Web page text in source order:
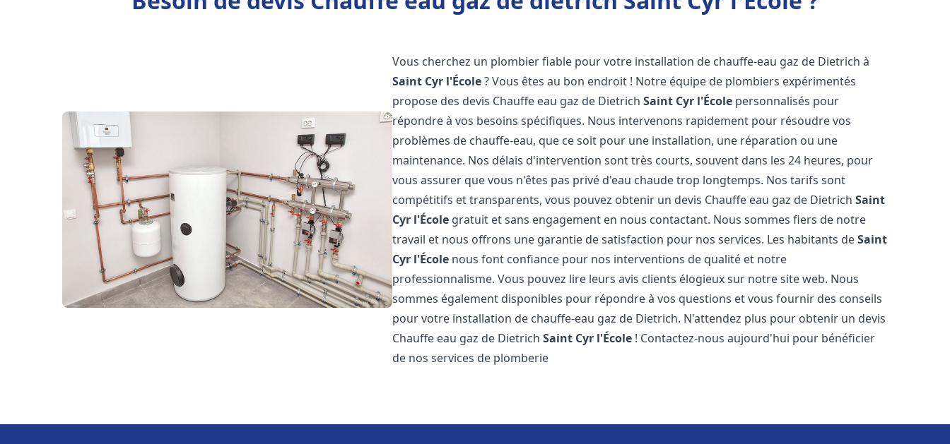
Vous cherchez un plombier fiable pour votre installation de chauffe-eau gaz de Dietrich à
Saint Cyr l'École? Vous êtes au bon endroit ! Notre équipe de plombiers expérimentés
propose des devis Chauffe eau gaz de DietrichSaint Cyr l'École personnalisés pour
répondre à vos besoins spécifiques. Nous intervenons rapidement pour résoudre vos
problèmes de chauffe-eau, que ce soit pour une installation, une réparation ou une
maintenance. Nos délais d'intervention sont très courts, souvent dans les 24 heures, pour
vous assurer que vous n'êtes pas privé d'eau chaude trop longtemps. Nos tarifs sont
compétitifs et transparents, vous pouvez obtenir un devis Chauffe eau gaz de DietrichSaint
Cyr l'École gratuit et sans engagement en nous contactant. Nous sommes fiers de notre
travail et nous offrons une garantie de satisfaction pour nos services. Les habitants deSaint
Cyr l'École nous font confiance pour nos interventions de qualité et notre
professionnalisme. Vous pouvez lire leurs avis clients élogieux sur notre site web. Nous
sommes également disponibles pour répondre à vos questions et vous fournir des conseils
pour votre installation de chauffe-eau gaz de Dietrich. N'attendez plus pour obtenir un devis
Chauffe eau gaz de DietrichSaint Cyr l'École ! Contactez-nous aujourd'hui pour bénéficier
de nos services de plomberie